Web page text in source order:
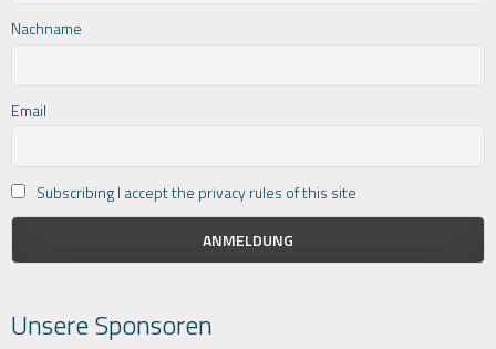
Nachname
Email
Subscribing I accept the privacy rules of this site
Unsere Sponsoren